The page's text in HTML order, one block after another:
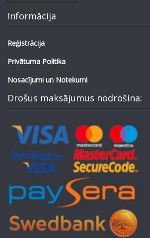
Informācija
Reģistrācija
Privātuma Politika
Nosacījumi un Notekumi
Drošus maksājumus nodrošina: